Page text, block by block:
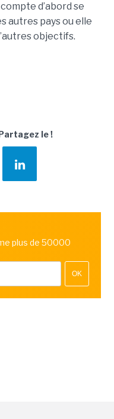
d’abord se
autres pays ou elle
objectifs.
le !
plus de 50000
OK